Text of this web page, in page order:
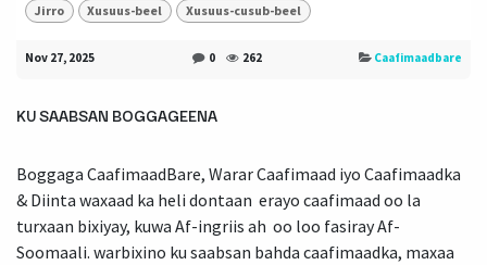
Jirro Xusuus-beel Xusuus-cusub-beel
Nov 27, 2025 0 262 Caafimaadbare
KU SAABSAN BOGGAGEENA
Boggaga CaafimaadBare, Warar Caafimaad iyo Caafimaadka
& Diinta waxaad ka heli dontaan erayo caafimaad oo la
turxaan bixiyay, kuwa Af-ingriis ah oo loo fasiray Af-
Soomaali. warbixino ku saabsan bahda caafimaadka, maxaa